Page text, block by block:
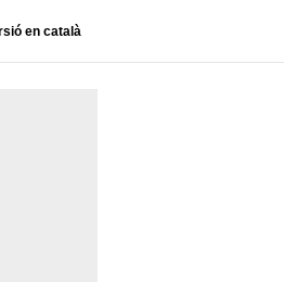
en català